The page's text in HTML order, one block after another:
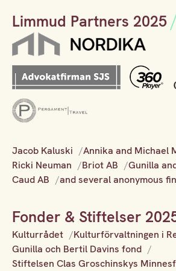
Limmud Partners 2025
Jacob Kaluski
Annika and Michael
Ricki Neuman
Briot AB
Gunilla
Caud AB
and several anonymous
Fonder & Stiftelser
Kulturrådet
Kulturförvaltningen i
Gunilla och Bertil Davins fond
Stiftelsen Clas Groschinskys